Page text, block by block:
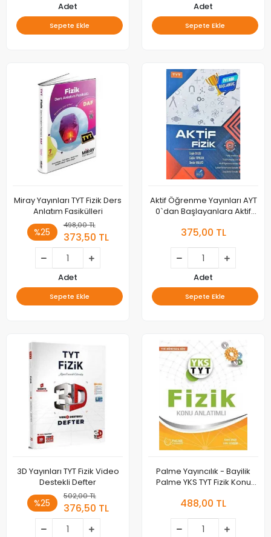
Adet
Sepete Ekle
Adet
Sepete Ekle
Miray Yayınları TYT Fizik Ders
Anlatım Fasikülleri
%25
498,00 TL
373,50 TL
Adet
Sepete Ekle
Aktif Öğrenme Yayınları AYT
0`dan Başlayanlara Aktif
375,00 TL
Adet
Sepete Ekle
3D Yayınları TYT Fizik Video
Destekli Defter
%25
502,00 TL
376,50 TL
Palme Yayıncılık - Bayilik
Palme YKS TYT Fizik Konu
488,00 TL